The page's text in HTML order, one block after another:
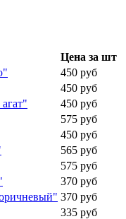
Цена за шт
450 руб
450 руб
450 руб
575 руб
450 руб
565 руб
575 руб
370 руб
370 руб
335 руб